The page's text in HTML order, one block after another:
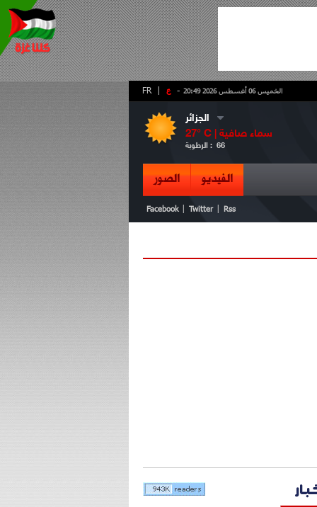
- ع FR الخميس 06 أغسطس 2026 20:49
الجزائر
27° C | سماء صافية
الرطوبة : 66
الفيديو الصور
Facebook Twitter Rss